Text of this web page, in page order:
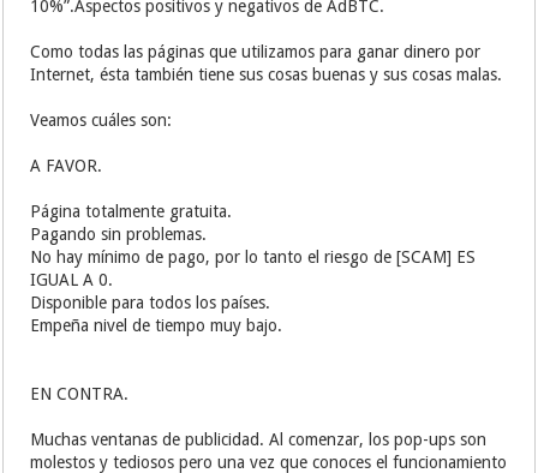
10%”.Aspectos positivos y negativos de AdBTC.
Como todas las páginas que utilizamos para ganar dinero por
Internet, ésta también tiene sus cosas buenas y sus cosas malas.
Veamos cuáles son:
A FAVOR.
Página totalmente gratuita.
Pagando sin problemas.
No hay mínimo de pago, por lo tanto el riesgo de [SCAM] ES
IGUAL A 0.
Disponible para todos los países.
Empeña nivel de tiempo muy bajo.
EN CONTRA.
Muchas ventanas de publicidad. Al comenzar, los pop-ups son
molestos y tediosos pero una vez que conoces el funcionamiento